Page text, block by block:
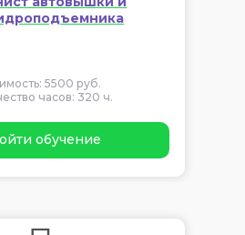
5500 руб.
часов: 320 ч.
обучение